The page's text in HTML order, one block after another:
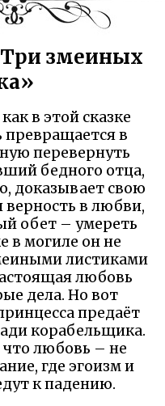
змеиных
в этой сказке
превращается в
перевернуть
бедного отца,
доказывает свою
верность в любви,
обет – умереть
в могиле он не
листиками
любовь
дела. Но вот
предаёт
корабельщика.
любовь – не
где эгоизм и
к падению.